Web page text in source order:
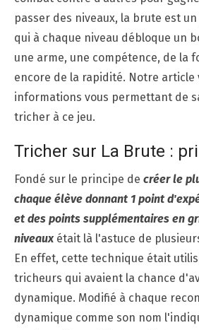
passer des niveaux, la brute est
qui à chaque niveau débloque un
une arme, une compétence, de la
encore de la rapidité. Notre article
informations vous permettant de
tricher à ce jeu.
Tricher sur La Brute :
Fondé sur le principe de créer le
chaque élève donnant 1 point
et des points supplémentaires en
niveaux était là l'astuce de
En effet, cette technique était
tricheurs qui avaient la chance
dynamique. Modifié à chaque
dynamique comme son nom